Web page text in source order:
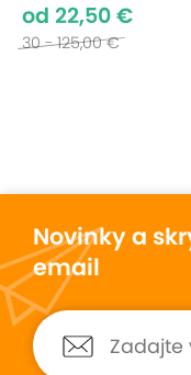
od 22,50 €
30 - 125,00 €
Novinky a
email